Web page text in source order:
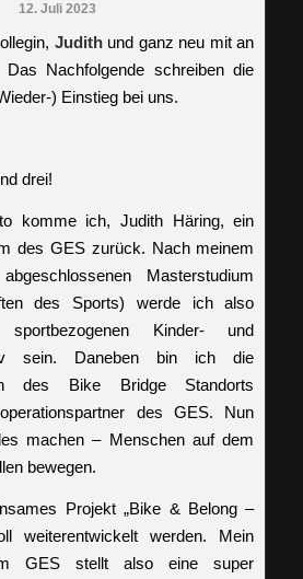
12. Juli 2023
Judithund ganz neu mit an
Das Nachfolgende schreiben die
) Einstieg bei uns.
drei!
komme ich, Judith Häring, ein
des GES zurück. Nach meinem
Masterstudium
des Sports) werde ich also
Kinder- und
sein. Daneben bin ich die
des Bike Bridge Standorts
des GES. Nun
machen – Menschen auf dem
bewegen.
Projekt „Bike & Belong –
weiterentwickelt werden. Mein
GES stellt also eine super